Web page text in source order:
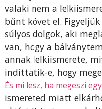
valaki nem a
bűnt követ el.
súlyos dolgok, aki
van, hogy a
annak lelkiismerete,
indíttatik-e, hogy
És mi lesz, ha megeszi
ismereted miatt